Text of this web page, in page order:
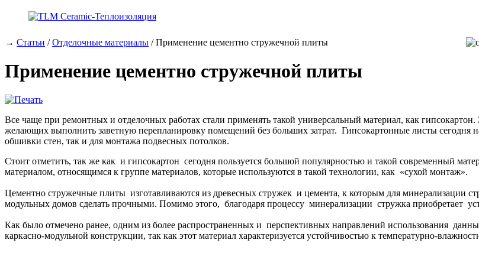
→ Статьи /Отделочные материалы / Применение цементно стружечной плиты
Применение цементно стружечной плиты
Все чаще при ремонтных и отделочных работах стали применять такой универсальный материал, как гипсокартон.
желающих выполнить заветную перепланировку помещений без больших затрат. Гипсокартонные листы
обшивки стен, так и для монтажа подвесных потолков.
Стоит отметить, так же как и гипсокартон сегодня пользуется большой популярностью и такой современный
материалом, относящимся к группе материалов, которые используются в такой технологии, как «сухой монтаж».
Цементно стружечные плиты изготавливаются из древесных стружек и цемента, к которым для минерализации
модульных домов сделать прочными. Помимо этого, благодаря процессу минерализации стружка приобретает
Как было отмечено ранее, одним из более распространенных и перспективных направлений использования
каркасно-модульной конструкции, так как этот материал характеризуется устойчивостью к температурно-